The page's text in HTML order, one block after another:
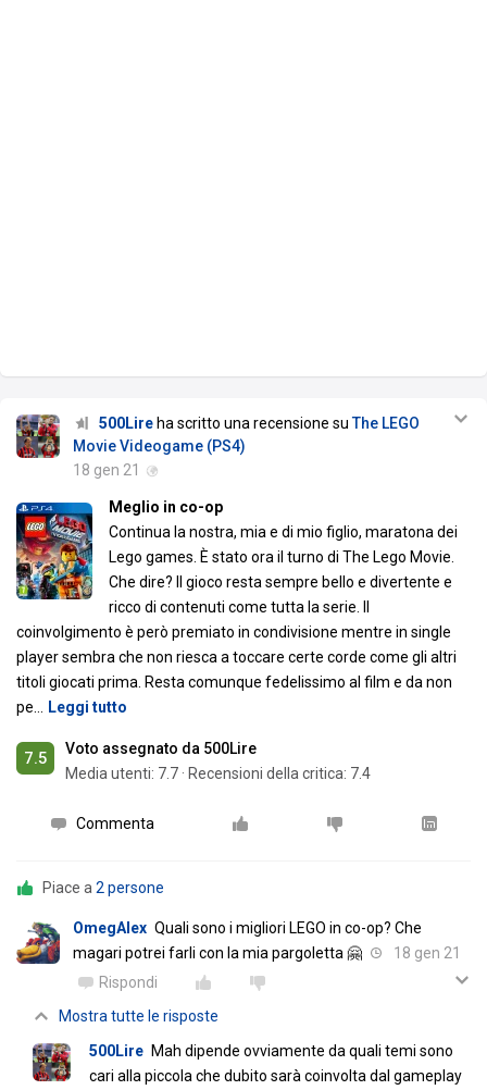
500Lireha scritto una recensione suThe LEGO
Movie Videogame (PS4)
18 gen 21
Meglio in co-op
Continua la nostra, mia e di mio figlio, maratona dei
Lego games. È stato ora il turno di The Lego Movie.
Che dire? Il gioco resta sempre bello e divertente e
ricco di contenuti come tutta la serie. Il
coinvolgimento è però premiato in condivisione mentre in single
player sembra che non riesca a toccare certe corde come gli altri
titoli giocati prima. Resta comunque fedelissimo al film e da non
pe
Leggi tutto
7.5
Voto assegnato da 500Lire
Media utenti: 7.7 · Recensioni della critica: 7.4
Commenta
Piace a 2 persone
OmegAlex Quali sono i migliori LEGO in co-op? Che
magari potrei farli con la mia pargoletta 🤗
18 gen 21
Rispondi
Mostra tutte le risposte
500Lire Mah dipende ovviamente da quali temi sono
cari alla piccola che dubito sarà coinvolta dal gameplay